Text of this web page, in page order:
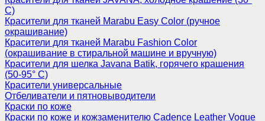
С)
Красители для тканей Marabu Easy Color (ручное
окрашивание)
Красители для тканей Marabu Fashion Color
(окрашивание в стиральной машине и вручную)
Красители для шелка Javana Batik, горячего крашения
(50-95° С)
Красители универсальные
Отбеливатели и пятновыводители
Краски по коже
Краски по коже и кожзаменителю Cadence Leather Vogue